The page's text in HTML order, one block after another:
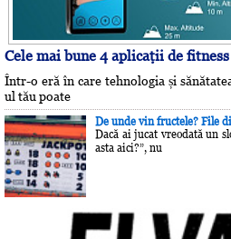
Cele mai bune 4 aplicaţii de
Într-o eră în care tehnologia și
ul tău poate
De unde vin fructele? File
Dacă ai jucat vreodată un
asta aici?”, nu